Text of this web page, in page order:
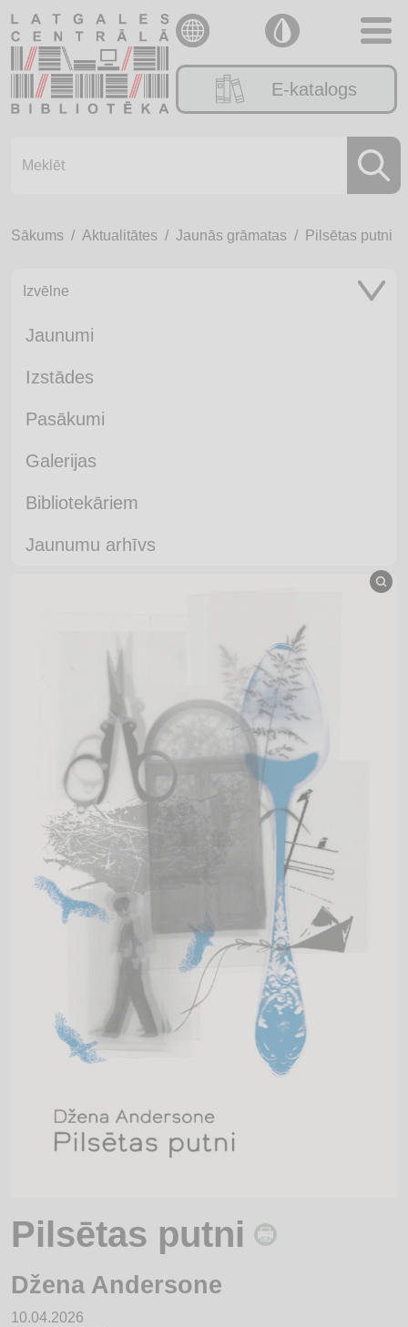
E-katalogs
Sākums Aktualitātes Jaunās grāmatas Pilsētas putni
Izvēlne
Jaunumi
Izstādes
Pasākumi
Galerijas
Bibliotekāriem
Jaunumu arhīvs
Pilsētas putni
Džena Andersone
10.04.2026